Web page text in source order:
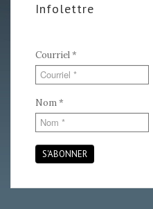
Infolettre
Courriel*
Nom*
S'ABONNER